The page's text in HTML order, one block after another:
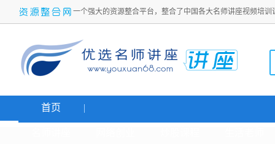
一个强大的资源整合平台，整合了中国各大名师讲座视频培
首页